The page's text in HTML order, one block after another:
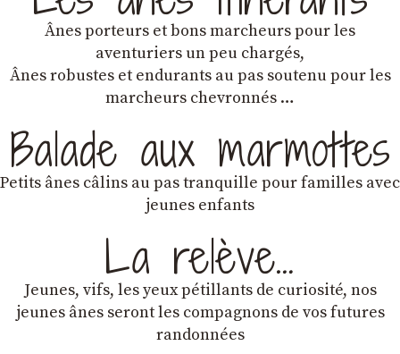
Ânes porteurs et bons marcheurs pour les
aventuriers un peu chargés,
Ânes robustes et endurants au pas soutenu pour les
marcheurs chevronnés …
Balade aux marmottes
Petits ânes câlins au pas tranquille pour familles avec
jeunes enfants
La relève…
Jeunes, vifs, les yeux pétillants de curiosité, nos
jeunes ânes seront les compagnons de vos futures
randonnées